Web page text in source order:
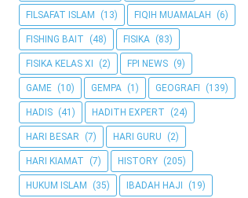
FILSAFAT ISLAM (13) FIQIH MUAMALAH (6)
FISHING BAIT (48) FISIKA (83)
FISIKA KELAS XI (2) FPI NEWS (9)
GAME (10) GEMPA (1) GEOGRAFI (139)
HADIS (41) HADITH EXPERT (24)
HARI BESAR (7) HARI GURU (2)
HARI KIAMAT (7) HISTORY (205)
HUKUM ISLAM (35) IBADAH HAJI (19)